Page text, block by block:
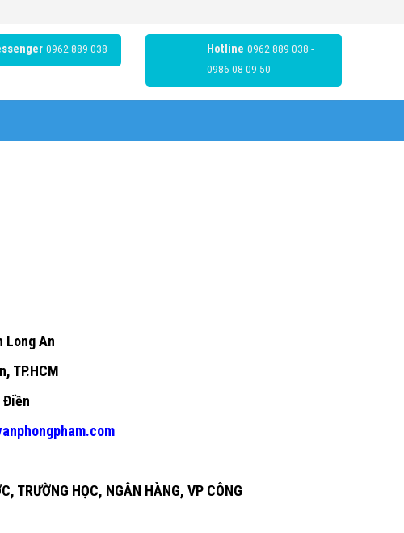
0962 889 038 Hotline 0962 889 038 -
0986 08 09 50
Long An
TP.HCM
Điền
TRƯỜNG HỌC, NGÂN HÀNG, VP CÔNG